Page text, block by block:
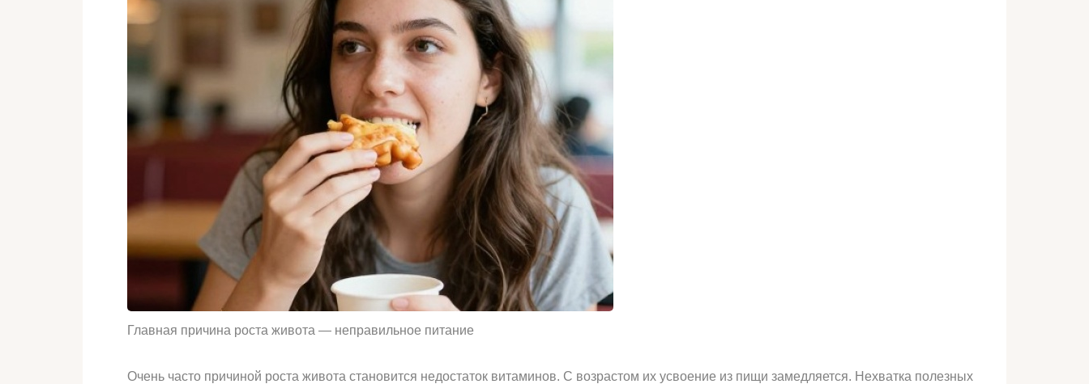
Главная причина роста живота — неправильное питание
Очень часто причиной роста живота становится недостаток витаминов. С возрастом их усвоение из пищи замедляется. Нехватка полезных